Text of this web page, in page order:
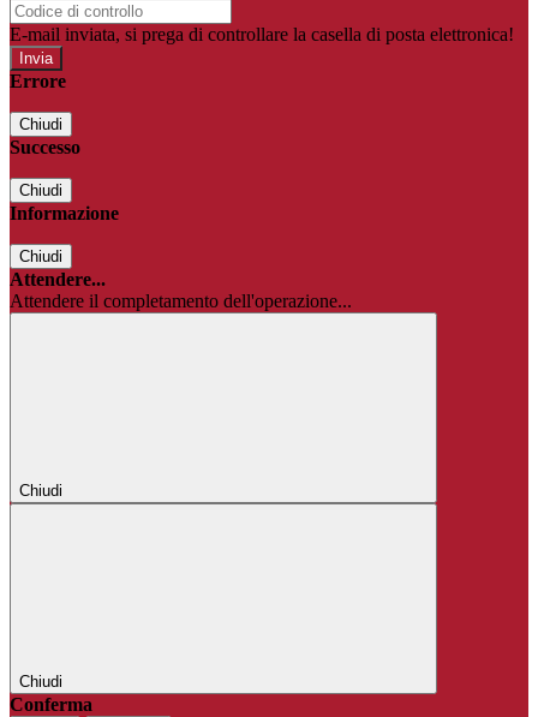
E-mail inviata, si prega di controllare la casella di posta elettronica!
Errore
Chiudi
Successo
Chiudi
Informazione
Chiudi
Attendere...
Attendere il completamento dell'operazione...
Chiudi
Chiudi
Conferma